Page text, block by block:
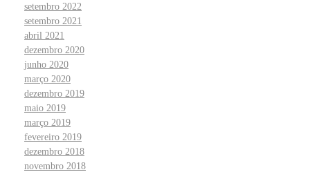
setembro 2022
setembro 2021
abril 2021
dezembro 2020
junho 2020
março 2020
dezembro 2019
maio 2019
março 2019
fevereiro 2019
dezembro 2018
novembro 2018